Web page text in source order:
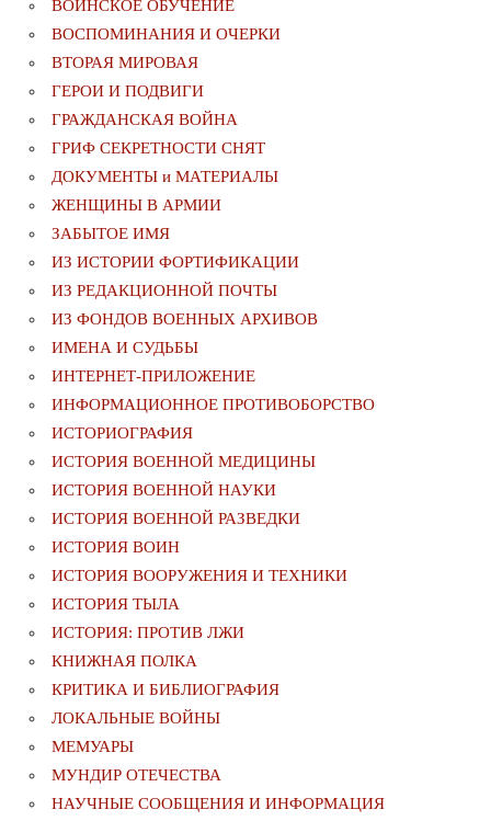
ВОИНСКОЕ ОБУЧЕНИЕ
ВОСПОМИНАНИЯ И ОЧЕРКИ
ВТОРАЯ МИРОВАЯ
ГЕРОИ И ПОДВИГИ
ГРАЖДАНСКАЯ ВОЙНА
ГРИФ СЕКРЕТНОСТИ СНЯТ
ДОКУМЕНТЫ и МАТЕРИАЛЫ
ЖЕНЩИНЫ В АРМИИ
ЗАБЫТОЕ ИМЯ
ИЗ ИСТОРИИ ФОРТИФИКАЦИИ
ИЗ РЕДАКЦИОННОЙ ПОЧТЫ
ИЗ ФОНДОВ ВОЕННЫХ АРХИВОВ
ИМЕНА И СУДЬБЫ
ИНТЕРНЕТ-ПРИЛОЖЕНИЕ
ИНФОРМАЦИОННОЕ ПРОТИВОБОРСТВО
ИСТОРИОГРАФИЯ
ИСТОРИЯ ВОЕННОЙ МЕДИЦИНЫ
ИСТОРИЯ ВОЕННОЙ НАУКИ
ИСТОРИЯ ВОЕННОЙ РАЗВЕДКИ
ИСТОРИЯ ВОИН
ИСТОРИЯ ВООРУЖЕНИЯ И ТЕХНИКИ
ИСТОРИЯ ТЫЛА
ИСТОРИЯ: ПРОТИВ ЛЖИ
КНИЖНАЯ ПОЛКА
КРИТИКА И БИБЛИОГРАФИЯ
ЛОКАЛЬНЫЕ ВОЙНЫ
МЕМУАРЫ
МУНДИР ОТЕЧЕСТВА
НАУЧНЫЕ СООБЩЕНИЯ И ИНФОРМАЦИЯ